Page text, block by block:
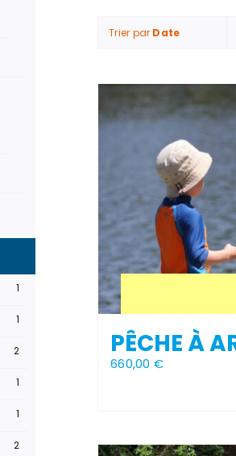
Trier par Date
PÊCHE À
660,00 €
1
1
2
1
1
2